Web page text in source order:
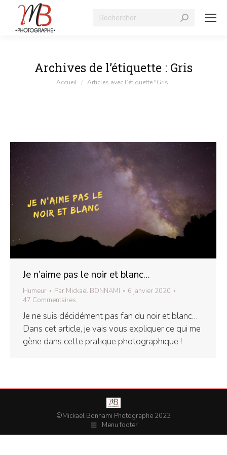
Recherche
Archives de l’étiquette : Gris
Vous êtes ici :
Accueil Articles avec l’étiquette "Gris"
Je n’aime pas le noir et blanc…
Humeur Par Mickaël BONNAMI
6 janvier 2020
47 Commentaires
Je ne suis décidément pas fan du noir et blanc…
Dans cet article, je vais vous expliquer ce qui me
gène dans cette pratique photographique !
©Mickaël Bonnami Photographe 2023
Menu footer